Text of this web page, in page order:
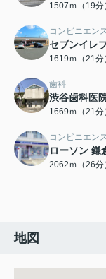
1507ｍ（19分
コンビニエン
セブンイレ
1619ｍ（21分
歯科
渋谷歯科医
1669ｍ（21分
コンビニエン
ローソン 鎌
2062ｍ（26分
地図